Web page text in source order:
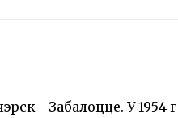
- Забалоцце. У 1954